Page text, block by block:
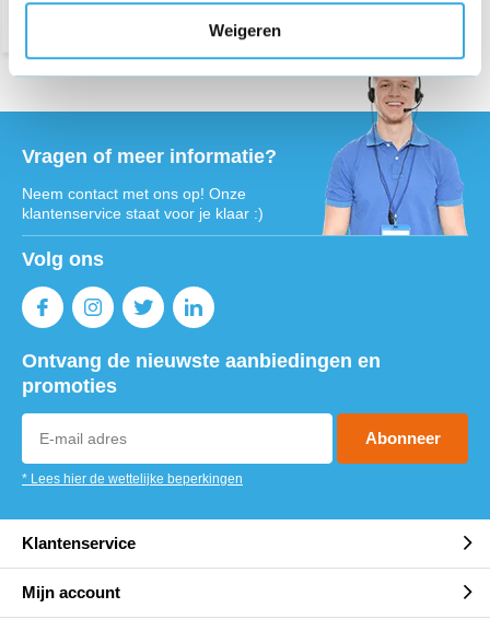
Weigeren
Vragen of meer informatie?
Neem contact met ons op! Onze
klantenservice staat voor je klaar :)
Volg ons
Ontvang de nieuwste aanbiedingen en
promoties
Abonneer
* Lees hier de wettelijke beperkingen
Klantenservice
Mijn account